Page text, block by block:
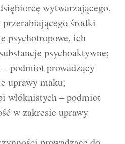
wytwarzającego,
środki
psychotropowe, ich
psychoaktywne;
podmiot prowadzący
uprawy maku;
włóknistych – podmiot
w zakresie uprawy